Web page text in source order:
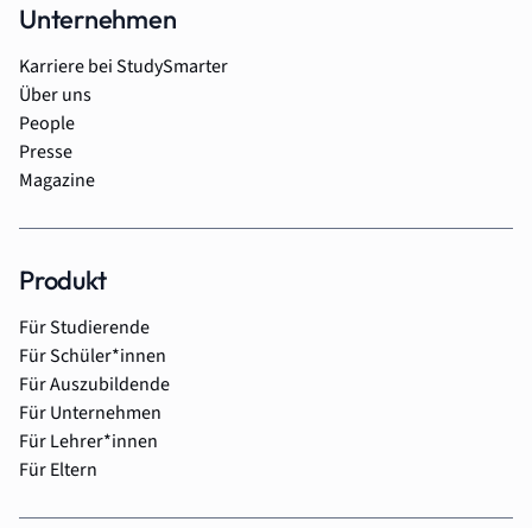
Unternehmen
Karriere bei StudySmarter
Über uns
People
Presse
Magazine
Produkt
Für Studierende
Für Schüler*innen
Für Auszubildende
Für Unternehmen
Für Lehrer*innen
Für Eltern